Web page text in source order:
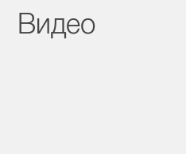
Видео